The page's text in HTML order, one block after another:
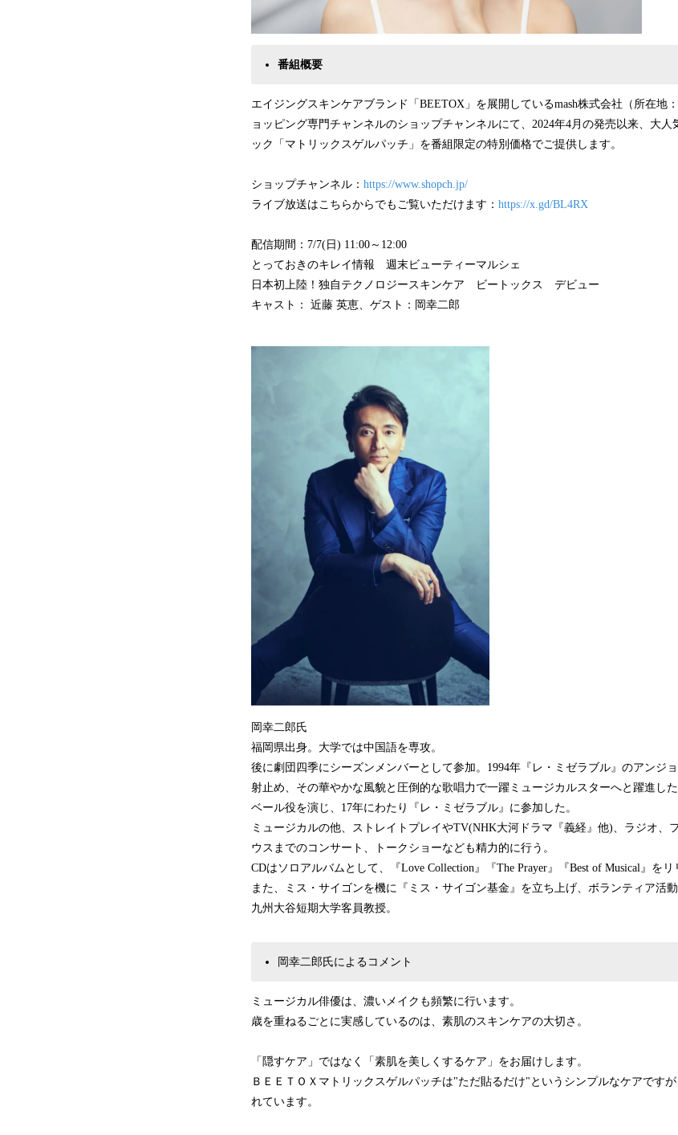
番組概要
エイジングスキンケアブランド「BEETOX」を展開しているmash株式会社（所在地
ョッピング専門チャンネルのショップチャンネルにて、2024年4月の発売以来、大
ック「マトリックスゲルパッチ」を番組限定の特別価格でご提供します。
ショップチャンネル： https://www.shopch.jp/
ライブ放送はこちらからでもご覧いただけます： https://x.gd/BL4RX
配信期間：7/7(日) 11:00～12:00
とっておきのキレイ情報 週末ビューティーマルシェ
日本初上陸！独自テクノロジースキンケア ビートックス デビュー
キャスト： 近藤 英恵、ゲスト：岡幸二郎
岡幸二郎氏
福岡県出身。大学では中国語を専攻。
後に劇団四季にシーズンメンバーとして参加。1994年『レ・ミゼラブル』のアンジ
射止め、その華やかな風貌と圧倒的な歌唱力で一躍ミュージカルスターへと躍進し
ベール役を演じ、17年にわたり『レ・ミゼラブル』に参加した。
ミュージカルの他、ストレイトプレイやTV(NHK大河ドラマ『義経』他)、ラジオ、
ウスまでのコンサート、トークショーなども精力的に行う。
CDはソロアルバムとして、『Love Collection』『The Prayer』『Best of Musical』をリ
また、ミス・サイゴンを機に『ミス・サイゴン基金』を立ち上げ、ボランティア活動
九州大谷短期大学客員教授。
岡幸二郎氏によるコメント
ミュージカル俳優は、濃いメイクも頻繁に行います。
歳を重ねるごとに実感しているのは、素肌のスキンケアの大切さ。
「隠すケア」ではなく「素肌を美しくするケア」をお届けします。
ＢＥＥＴＯＸマトリックスゲルパッチは"ただ貼るだけ"というシンプルなケアです
れています。